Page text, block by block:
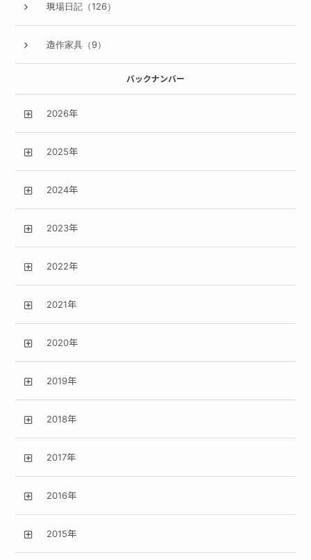
現場日記（126）
造作家具（9）
バックナンバー
2026年
2025年
2024年
2023年
2022年
2021年
2020年
2019年
2018年
2017年
2016年
2015年